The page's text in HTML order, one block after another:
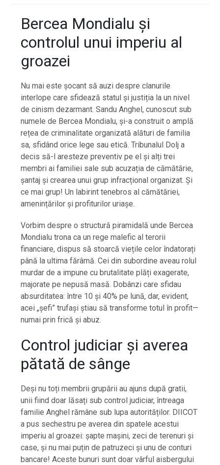
Bercea Mondialu și
controlul unui imperiu al
groazei
Nu mai este șocant să auzi despre clanurile
interlope care sfidează statul și justiția la un nivel
de cinism dezarmant. Sandu Anghel, cunoscut sub
numele de Bercea Mondialu, și-a construit o amplă
rețea de criminalitate organizată alături de familia
sa, sfidând orice lege sau etică. Tribunalul Dolj a
decis să-l aresteze preventiv pe el și alți trei
membri ai familiei sale sub acuzația de cămătărie,
șantaj și crearea unui grup infracțional organizat. Și
ce mai grup! Un labirint tenebros al cămătăriei,
amenințărilor și profiturilor uriașe.
Vorbim despre o structură piramidală unde Bercea
Mondialu trona ca un rege malefic al terorii
financiare, dispus să stoarcă viețile celor îndatorați
până la ultima fărâmă. Cei din subordine aveau rolul
murdar de a impune cu brutalitate plăți exagerate,
majorate pe nepusă masă. Dobânzi care sfidau
absurditatea: între 10 și 40% pe lună, dar, evident,
acei „șefi” trufași știau să transforme totul în profit—
numai prin frică și abuz.
Control judiciar și averea
pătată de sânge
Deși nu toți membrii grupării au ajuns după gratii,
unii fiind doar lăsați sub control judiciar, întreaga
familie Anghel rămâne sub lupa autorităților. DIICOT
a pus sechestru pe averea din spatele acestui
imperiu al groazei: șapte mașini, zeci de terenuri și
case, și nu mai puțin de patruzeci și unu de conturi
bancare! Aceste bunuri sunt doar vârful aisbergului